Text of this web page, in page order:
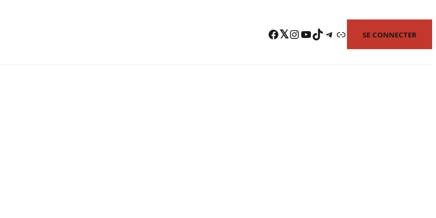
Facebook Twitter Instagram YouTube TikTok Telegram Lien SE CONNECTER